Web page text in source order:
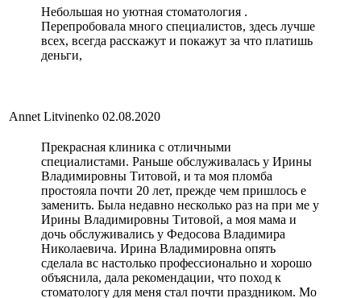
Небольшая но уютная стоматология .
Перепробовала много специалистов, здесь лучше
всех, всегда расскажут и покажут за что платишь
деньги,
Annet Litvinenko 02.08.2020
Прекрасная клиника с отличными
специалистами. Раньше обслуживалась у Ирины
Владимировны Титовой, и та моя пломба
простояла почти 20 лет, прежде чем пришлось е
заменить. Была недавно несколько раз на при ме у
Ирины Владимировны Титовой, а моя мама и
дочь обслуживались у Федосова Владимира
Николаевича. Ирина Владимировна опять
сделала вс настолько профессионально и хорошо
объяснила, дала рекомендации, что поход к
стоматологу для меня стал почти праздником. Мо